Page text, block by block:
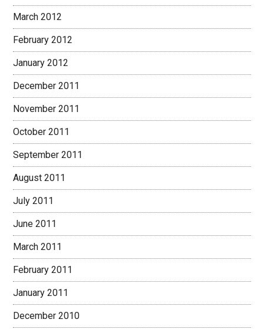
March 2012
February 2012
January 2012
December 2011
November 2011
October 2011
September 2011
August 2011
July 2011
June 2011
March 2011
February 2011
January 2011
December 2010